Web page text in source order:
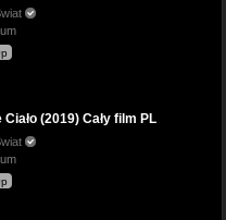
Ciało (2019) Cały film PL